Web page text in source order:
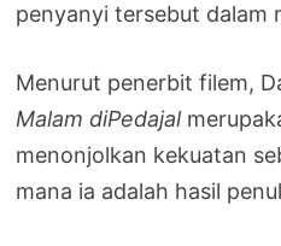
penyanyi tersebut dalam
Menurut penerbit filem,
Malam diPedajal
menonjolkan kekuatan
mana ia adalah hasil